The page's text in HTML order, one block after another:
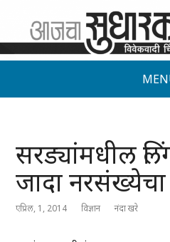
सरड्यांमधील
जादा
एप्रिल, 1, 2014 विज्ञान नंदा खरे